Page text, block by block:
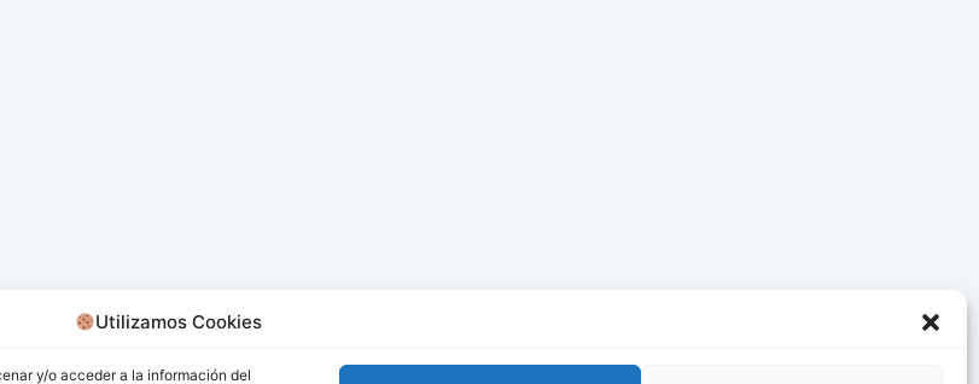
Utilizamos Cookies
y/o acceder a la información del